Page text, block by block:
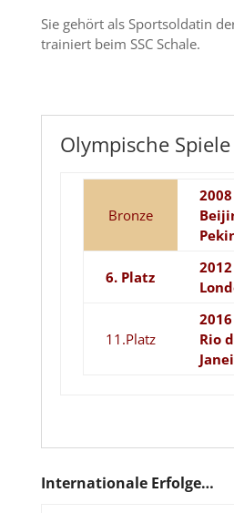
Sie gehört als Sportsoldatin
trainiert beim SSC Schale.
Olympische Spiele
Bronze
2008
6. Platz
2012
11.Platz
2016
Rio
Internationale Erfolge…